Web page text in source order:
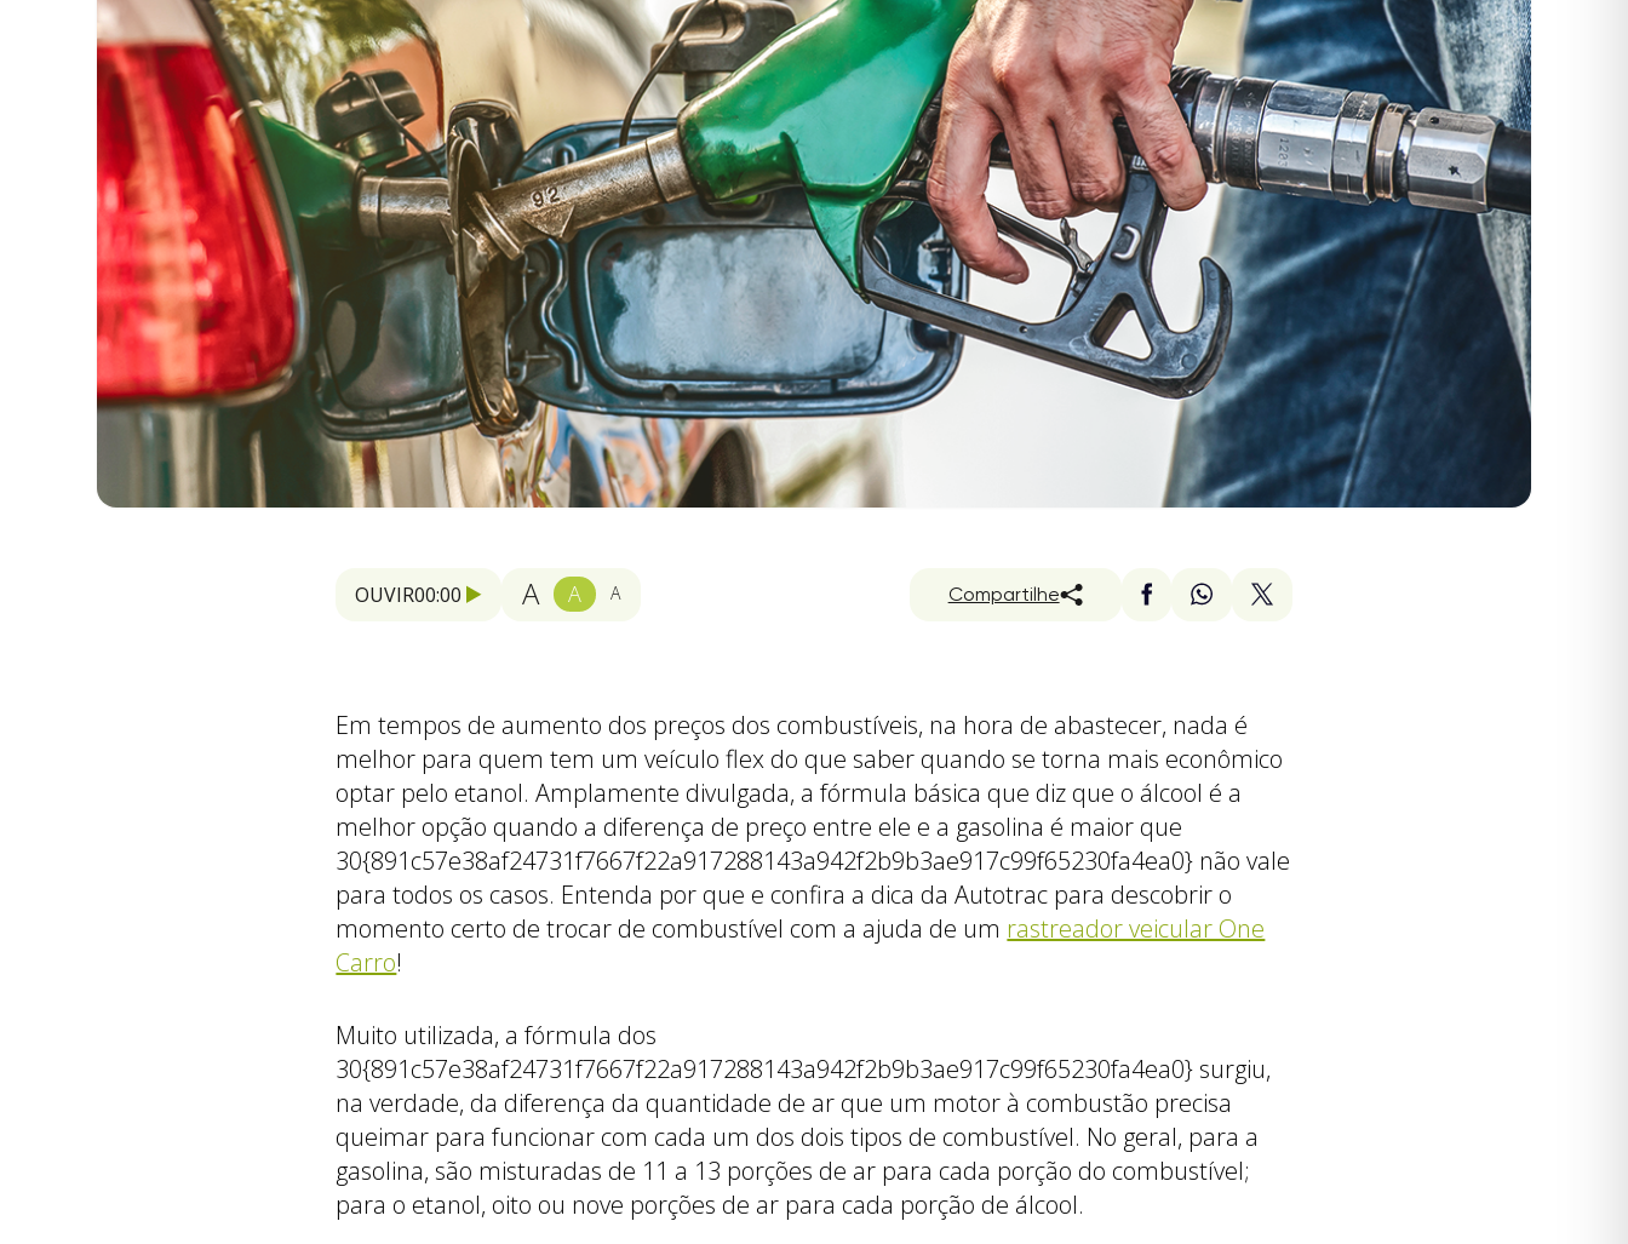
OUVIR00:00 A A A Compartilhe
Em tempos de aumento dos preços dos combustíveis, na hora de abastecer, nada é
melhor para quem tem um veículo flex do que saber quando se torna mais econômico
optar pelo etanol. Amplamente divulgada, a fórmula básica que diz que o álcool é a
melhor opção quando a diferença de preço entre ele e a gasolina é maior que
30{891c57e38af24731f7667f22a917288143a942f2b9b3ae917c99f65230fa4ea0} não vale
para todos os casos. Entenda por que e confira a dica da Autotrac para descobrir o
momento certo de trocar de combustível com a ajuda de um rastreador veicular One
Carro!
Muito utilizada, a fórmula dos
30{891c57e38af24731f7667f22a917288143a942f2b9b3ae917c99f65230fa4ea0} surgiu,
na verdade, da diferença da quantidade de ar que um motor à combustão precisa
queimar para funcionar com cada um dos dois tipos de combustível. No geral, para a
gasolina, são misturadas de 11 a 13 porções de ar para cada porção do combustível;
para o etanol, oito ou nove porções de ar para cada porção de álcool.